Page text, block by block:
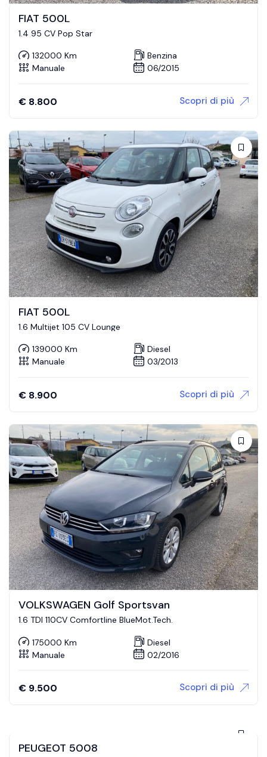
FIAT 500L
1.4 95 CV Pop Star
132000 Km
Benzina
Manuale
06/2015
€ 8.800 Scopri di più
FIAT 500L
1.6 Multijet 105 CV Lounge
139000 Km
Diesel
Manuale
03/2013
€ 8.900 Scopri di più
VOLKSWAGEN Golf Sportsvan
1.6 TDI 110CV Comfortline BlueMot.Tech.
175000 Km
Diesel
Manuale
02/2016
€ 9.500 Scopri di più
PEUGEOT 5008